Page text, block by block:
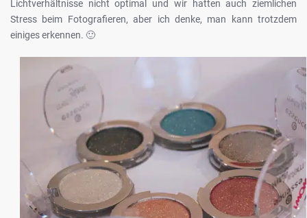
Lichtverhältnisse nicht optimal und wir hatten auch ziemlichen
Stress beim Fotografieren, aber ich denke, man kann trotzdem
einiges erkennen. 🙂